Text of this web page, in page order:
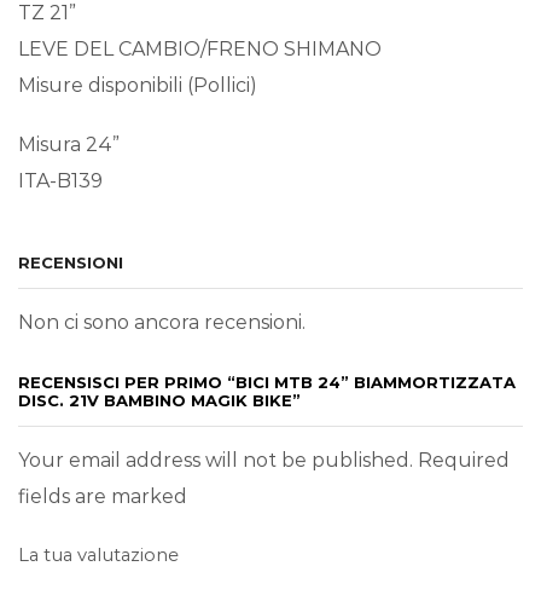
TZ 21”
LEVE DEL CAMBIO/FRENO SHIMANO
Misure disponibili (Pollici)
Misura 24”
ITA-B139
RECENSIONI
Non ci sono ancora recensioni.
RECENSISCI PER PRIMO “BICI MTB 24” BIAMMORTIZZATA
DISC. 21V BAMBINO MAGIK BIKE”
Your email address will not be published. Required
fields are marked
La tua valutazione